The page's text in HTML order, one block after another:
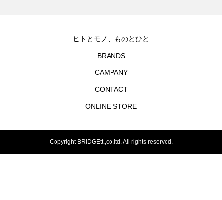
ヒトとモノ、ものとひと
BRANDS
CAMPANY
CONTACT
ONLINE STORE
Copyright BRIDGEtt.,co.ltd. All rights reserved.